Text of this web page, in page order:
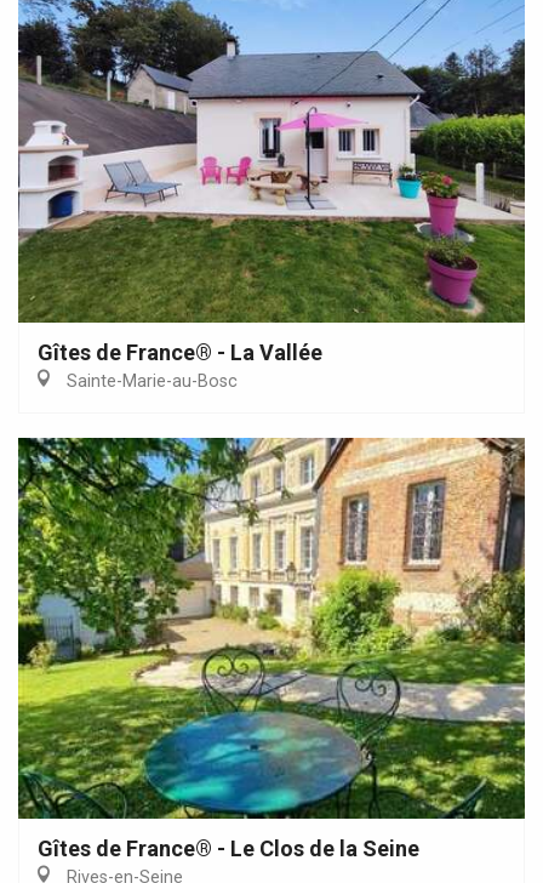
Gîtes de France® - La Vallée
Sainte-Marie-au-Bosc
Gîtes de France® - Le Clos de la Seine
Rives-en-Seine